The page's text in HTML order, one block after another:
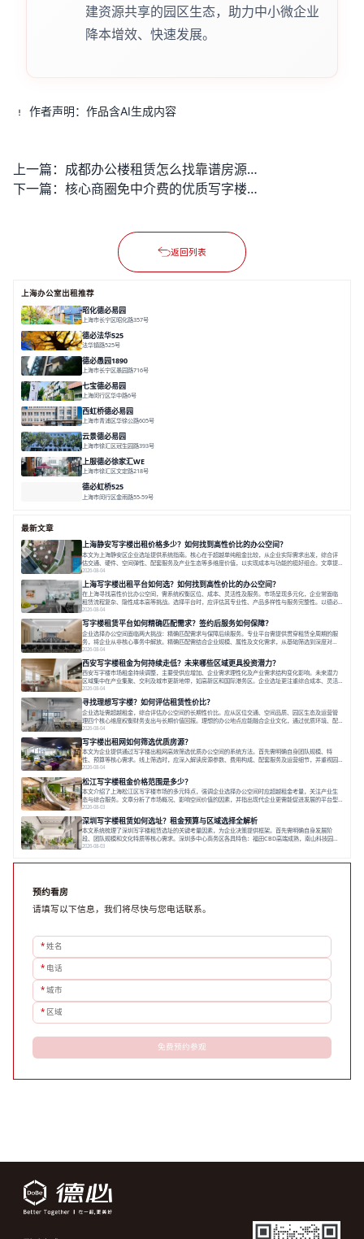
建资源共享的园区生态，助力中小微企业
降本增效、快速发展。
作者声明：作品含AI生成内容
上一篇：
成都办公楼租赁怎么找靠谱房源？后期退租要避开哪些隐形收费坑？
下一篇：
核心商圈免中介费的优质写字楼办公室出租房源要怎么找比较靠谱？
返回列表
上海办公室出租推荐
昭化德必易园
上海市长宁区昭化路357号
德必法华525
法华镇路525号
德必愚园1890
上海市长宁区愚园路716号
七宝德必易园
上海闵行区华中路6号
西虹桥德必易园
上海市青浦区华徐公路605号
云景德必易园
上海市徐汇区冠生园路393号
上服德必徐家汇WE
上海市徐汇区文定路218号
德必虹桥525
上海市闵行区金雨路55-59号
最新文章
上海静安写字楼出租价格多少？如何找到高性价比的办公空间？
本文为上海静安区企业选址提供系统指南。核心在于超越单纯租金比较，从企业实际需求出发，综合评
估交通、硬件、空间弹性、配套服务及产业生态等多维度价值，以实现成本与功能的挺好组合。文章提
出打破固定工位思维，采用精装灵活空间与共享配套以提升性价比，并通过不同规模企业的实际案例加
以说明。之后指出，专业运营服务商提供的稳定环境、社群活动与产业集聚等增值服务，是很大化空间
价值、助力企业成长的关键。对于许多在
2026-08-04
上海写字楼出租平台如何选？如何找到高性价比的办公空间？
在上海寻找高性价比办公空间，需系统权衡区位、成本、灵活性及服务。市场呈现多元化，企业常面临
租赁流程复杂、隐性成本高等挑战。选择平台时，应评估其专业性、产品多样性与服务完整性。以德必
为例，其提供从空间到生态的解决方案，通过特色园区、灵活产品和丰富配套，满足不同企业需求。企
业应明确自身需求，实地考察，选择能支持长期发展、提升竞争力的办公空间。在上海寻找合适的办公
空间，对于企业行政负责人、中小企业主
2026-08-04
写字楼租赁平台如何精确匹配需求？签约后服务如何保障？
企业选择办公空间面临两大挑战：精确匹配需求与保障后续服务。专业平台需提供贯穿租赁全周期的服
务，将企业从非核心事务中解放。精确匹配需结合企业规模、属性及文化需求，从基础筛选到深度对
接；签约后则需构建覆盖硬件运维、共享配套及专业物业的全周期保障体系。德必集团通过标准化服务
与个性化运营结合，以全国布局和产业生态圈为企业提供稳定支持，体现了从信息撮合到深度服务的能
力转变。在为企业寻找办公空间的过程中，
2026-08-04
西安写字楼租金为何持续走低？未来哪些区域更具投资潜力？
西安写字楼市场租金持续调整，主要受供应增加、企业需求理性化及产业需求结构变化影响。未来潜力
区域集中在产业集聚、交利及城市更新地带，如高新区和国际港务区。企业选址更注重综合成本、灵活
性与员工体验，倾向于提供全包式服务的办公空间。专业运营方通过空间优化与社群服务，助力企业成
长，推动市场向多元化、高性价比方向发展。近年来，西安写字楼市场呈现出租金持续调整的态势，这
一现象引发了的广泛关注。作为西部重要
2026-08-04
寻找理想写字楼？如何评估租赁性价比？
企业选址需超越租金，综合评估办公空间的长期性价比。应从区位交通、空间品质、园区生态及运营管
理四个核心维度权衡财务支出与长期价值回报。理想的办公地点应能融合企业文化，通过优质环境、配
套服务及社群资源赋能业务增长，实现成本与价值的平衡。对于许多正在成长或寻求稳定发展的企业而
言，寻找一处合适的办公空间是一项至关重要的决策。这不仅关系到团队的日常工作效率与协作氛围，
更直接影响着企业的品牌形象、运营成本
2026-08-04
写字楼出租网如何筛选优质房源？
本文为企业提供通过写字楼出租网高效筛选优质办公空间的系统方法。首先需明确自身团队规模、特
性、预算等核心需求。线上筛选时，应深入解读房源参数、费用构成、配套服务及运营细节，并重视园
区产业生态与交通区位价值。同时，需考察运营方的品牌背景与持续服务能力。完成线上初选后，必须
进行线下实地验证，核对空间实景、测试设施、感受园区氛围并确认合同条款，从而做出精确决策。在
数字化时代，写字楼出租网已成为企业寻找
2026-08-04
松江写字楼租金价格范围是多少？
本文介绍了上海松江区写字楼市场的多元特点，强调企业选择办公空间时应超越租金考量，关注产业生
态与综合服务。文章分析了市场概况、影响空间价值的因素，并指出现代企业更需能促进发展的平台型
空间。之后，以德必集团为例，说明运营方如何通过构建服务生态助力企业成长，建议企业系统评估需
求与长期价值，选择匹配的发展载体。对于许多寻求在上海松江区设立或扩展办公空间的企业而言，了
解该区域的写字楼市场概况是决策的首先
2026-08-03
深圳写字楼租赁如何选址？租金预算与区域选择全解析
本文系统梳理了深圳写字楼租赁选址的关键考量因素，为企业决策提供框架。首先需明确自身发展阶
段、团队规模和文化特质等核心需求。深圳多中心商务区各具特色：福田CBD高端成熟，南山科技园创
新活力强，前海具政策优势。除传统写字楼外，创意产业园注重生态与社群，适合文创、科技类企业。
款。选址是综合性战略决策，旨在让办公
2026-08-03
预约看房
请填写以下信息，我们将尽快与您电话联系。
*姓名
* 电话
*城市
* 区域
免费预约参观